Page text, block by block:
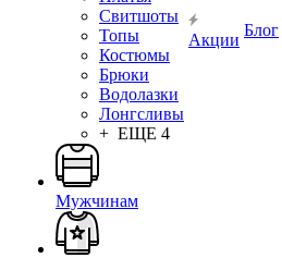
Свитшоты
Топы
Костюмы
Брюки
Водолазки
Лонгсливы
+ ЕЩЕ 4
Мужчинам
Акции
Блог